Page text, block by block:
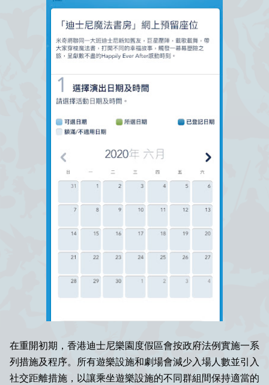
在重開初期，香港迪士尼樂園度假區會按政府法例實施一系
列措施及程序。所有遊樂設施和劇場會減少入場人數並引入
社交距離措施，以讓乘坐遊樂設施的不同群組間保持適當的